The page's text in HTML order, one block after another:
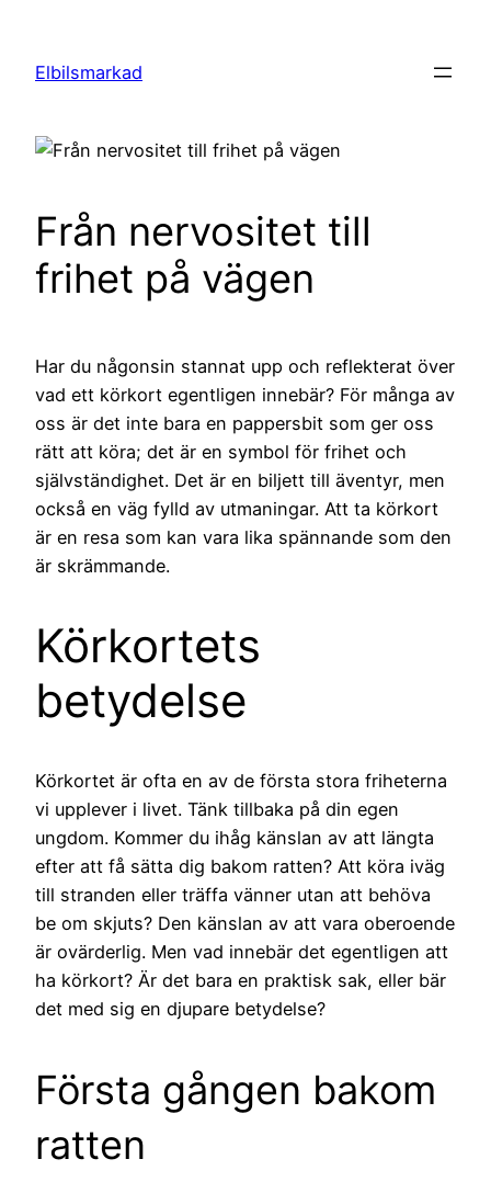
innehåll
Elbilsmarkad
Från nervositet till
frihet på vägen
Har du någonsin stannat upp och reflekterat över
vad ett körkort egentligen innebär? För många av
oss är det inte bara en pappersbit som ger oss
rätt att köra; det är en symbol för frihet och
självständighet. Det är en biljett till äventyr, men
också en väg fylld av utmaningar. Att ta körkort
är en resa som kan vara lika spännande som den
är skrämmande.
Körkortets
betydelse
Körkortet är ofta en av de första stora friheterna
vi upplever i livet. Tänk tillbaka på din egen
ungdom. Kommer du ihåg känslan av att längta
efter att få sätta dig bakom ratten? Att köra iväg
till stranden eller träffa vänner utan att behöva
be om skjuts? Den känslan av att vara oberoende
är ovärderlig. Men vad innebär det egentligen att
ha körkort? Är det bara en praktisk sak, eller bär
det med sig en djupare betydelse?
Första gången bakom
ratten